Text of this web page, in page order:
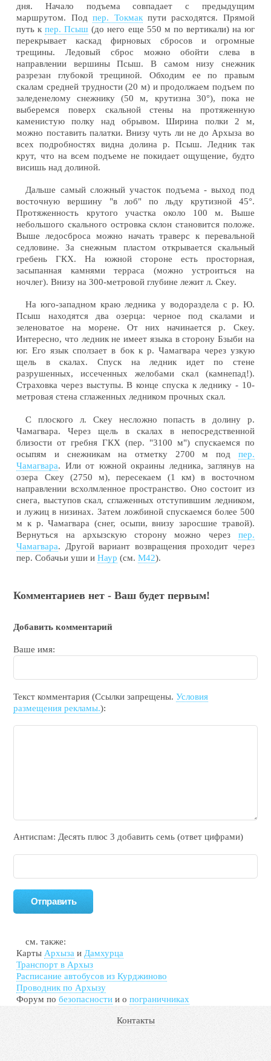
дня. Начало подъема совпадает с предыдущим
маршрутом. Подпер. Токмакпути расходятся. Прямой
путь кпер. Псыш (до него еще 550 м по вертикали) на юг
перекрывает каскад фирновых сбросов и огромные
трещины. Ледовый сброс можно обойти слева в
направлении вершины Псыш. В самом низу снежник
разрезан глубокой трещиной. Обходим ее по правым
скалам средней трудности (20 м) и продолжаем подъем по
заледенелому снежнику (50 м, крутизна 30°), пока не
выберемся поверх скальной стены на протяженную
каменистую полку над обрывом. Ширина полки 2 м,
можно поставить палатки. Внизу чуть ли не до Архыза во
всех подробностях видна долина р. Псыш. Ледник так
крут, что на всем подъеме не покидает ощущение, будто
висишь над долиной.
Дальше самый сложный участок подъема - выход под
восточную вершину "в лоб" по льду крутизной 45°.
Протяженность крутого участка около 100 м. Выше
небольшого скального островка склон становится положе.
Выше ледосброса можно начать траверс к перевальной
седловине. За снежным пластом открывается скальный
гребень ГКХ. На южной стороне есть просторная,
засыпанная камнями терраса (можно устроиться на
ночлег). Внизу на 300-метровой глубине лежит л. Скеу.
На юго-западном краю ледника у водораздела с р. Ю.
Псыш находятся два озерца: черное под скалами и
зеленоватое на морене. От них начинается р. Скеу.
Интересно, что ледник не имеет языка в сторону Бзыби на
юг. Его язык сползает в бок к р. Чамагвара через узкую
щель в скалах. Спуск на ледник идет по стене
разрушенных, иссеченных желобами скал (камнепад!).
Страховка через выступы. В конце спуска к леднику - 10-
метровая стена сглаженных ледником прочных скал.
С плоского л. Скеу несложно попасть в долину р.
Чамагвара. Через щель в скалах в непосредственной
близости от гребня ГКХ (пер. "3100 м") спускаемся по
осыпям и снежникам на отметку 2700 м под пер.
Чамагвара. Или от южной окраины ледника, заглянув на
озера Скеу (2750 м), пересекаем (1 км) в восточном
направлении всхолмленное пространство. Оно состоит из
снега, выступов скал, сглаженных отступившим ледником,
и лужиц в низинах. Затем ложбиной спускаемся более 500
м к р. Чамагвара (снег, осыпи, внизу заросшие травой).
Вернуться на архызскую сторону можно через пер.
Чамагвара. Другой вариант возвращения проходит через
пер. Собачьи уши иНаур (см.М42).
Комментариев нет - Ваш будет первым!
Добавить комментарий
Ваше имя:
Текст комментария (Ссылки запрещены.Условия
размещения рекламы.):
Антиспам: Дecять плюc 3 добавить ceмь (ответ цифрами)
см. также:
КартыАрхыза иДамхурца
Транспорт в Архыз
Расписание автобусов из Курджиново
Проводник по Архызу
Форум побезопасности и опограничниках
Контакты